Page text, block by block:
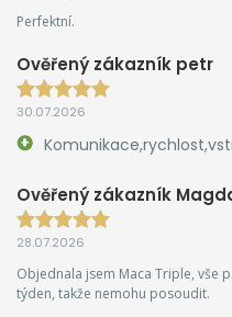
Perfektní.
Ověřený zákazník petr
30.07.2026
Ověřený zákazník
28.07.2026
Objednala jsem Maca Triple, vše
týden, takže nemohu posoudit.